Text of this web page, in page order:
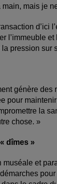
main, mais je
d’ici
l’immeuble
pression sur
génère
pour maintenir
la
chose. »
dîmes »
et